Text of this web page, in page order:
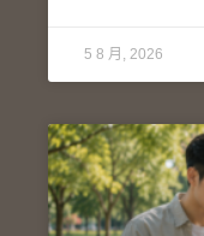
5 8 月, 2026